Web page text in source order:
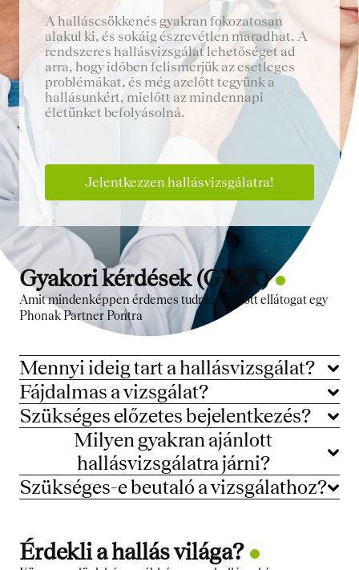
A halláscsökkenés gyakran fokozatosan
alakul ki, és sokáig észrevétlen maradhat. A
rendszeres hallásvizsgálat lehetőséget ad
arra, hogy időben felismerjük az esetleges
problémákat, és még azelőtt tegyünk a
hallásunkért, mielőtt az mindennapi
életünket befolyásolná.
Jelentkezzen hallásvizsgálatra!
Gyakori kérdések (GYIK)
Amit mindenképpen érdemes tudnia, mielőtt ellátogat egy
Phonak Partner Pontra
Mennyi ideig tart a hallásvizsgálat?
Fájdalmas a vizsgálat?
Szükséges előzetes bejelentkezés?
Milyen gyakran ajánlott
hallásvizsgálatra járni?
Szükséges-e beutaló a vizsgálathoz?
Érdekli a hallás világa?